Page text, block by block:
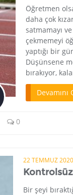
Öğretmen
daha çok
satmamayı
çekmemeyi
yaptığı bir
Düşünsene
bırakıyor,
Devamını
0
22 TEMMUZ 2020
Bir şeyi